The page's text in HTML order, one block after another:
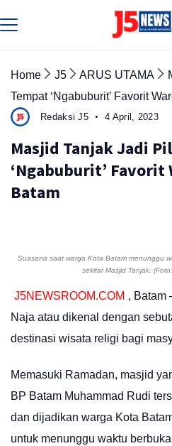
to
Home J5 ARUS UTAMA
Tempat ‘Ngabuburit’ Favorit
Redaksi J5 4 April, 2023
Masjid Tanjak Jadi
‘Ngabuburit’ Favorit
Batam
Suasana saat warga Kota Batam menunggu
sekitar Masjid Tanjak.
J5NEWSROOM.COM , Batam
Naja atau dikenal dengan
destinasi wisata religi bagi
Memasuki Ramadan, masjid
BP Batam Muhammad Rudi
dan dijadikan warga Kota
untuk menunggu waktu